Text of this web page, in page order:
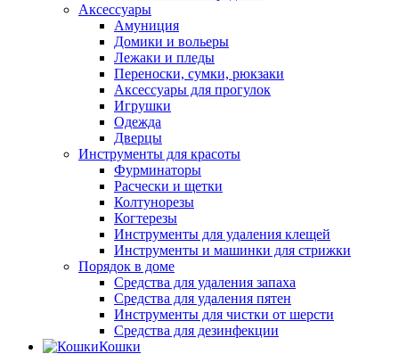
Аксессуары
Амуниция
Домики и вольеры
Лежаки и пледы
Переноски, сумки, рюкзаки
Аксессуары для прогулок
Игрушки
Одежда
Дверцы
Инструменты для красоты
Фурминаторы
Расчески и щетки
Колтунорезы
Когтерезы
Инструменты для удаления клещей
Инструменты и машинки для стрижки
Порядок в доме
Средства для удаления запаха
Средства для удаления пятен
Инструменты для чистки от шерсти
Средства для дезинфекции
Кошки